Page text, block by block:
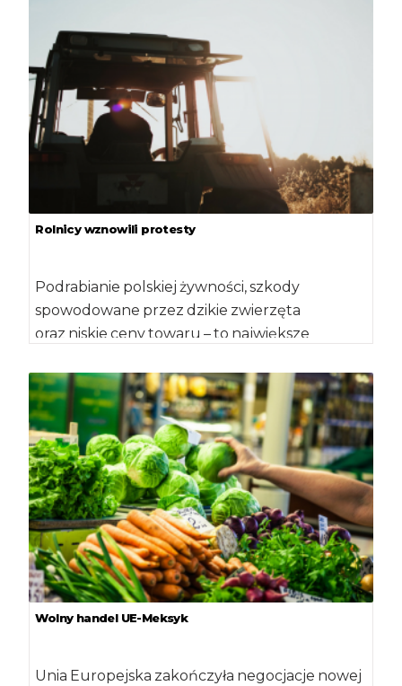
Rolnicy wznowili protesty
Podrabianie polskiej żywności, szkody
spowodowane przez dzikie zwierzęta
oraz niskie ceny towaru – to największe
Producenci […]
Wolny handel UE-Meksyk
Unia Europejska zakończyła negocjacje nowej